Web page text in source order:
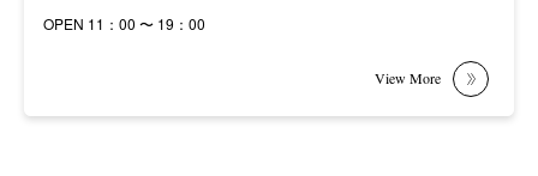
OPEN 11：00 〜 19：00